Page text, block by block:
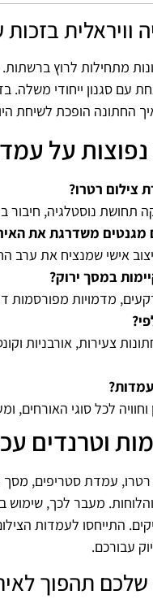
וויראלית
מתחילות לרוץ ברשתות.
עם סגנון ייחודי משלה.
החתונה הופכת לשיחת
על
צילום רטרו?
נוסטלגיה, חיבור
משדרגת את
אישי שמנציח את ערב
במסך ירוק?
רקעים, מדמויות מפורסמות
צעירות, אורבניות
לכל סוגי האורחים,
וטרנדים
עמדת סטריפים, מסך
מעבר לכך, שימוש
התייחסו לעמדות
עבורכם.
תהפוך